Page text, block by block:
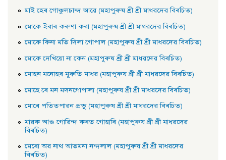
মাই হেৰ গােকুলচান্দ আৱে (মহাপুৰুষ শ্ৰী শ্ৰী মাধৱদেৱ বিৰচিত)
মােকে ইবাৰ কৰুণা কৰা (মহাপুৰুষ শ্ৰী শ্ৰী মাধৱদেৱ বিৰচিত)
মােকে কিনা মতি দিলা গােপাল (মহাপুৰুষ শ্ৰী শ্ৰী মাধৱদেৱ বিৰচিত)
মােকে দেখিয়াে না কেন (মহাপুৰুষ শ্ৰী শ্ৰী মাধৱদেৱ বিৰচিত)
মােহন মনােহৰ মূৰুতি মাধৱ (মহাপুৰুষ শ্ৰী শ্ৰী মাধৱদেৱ বিৰচিত)
মােহে ৰে মন মদনগােপালা (মহাপুৰুষ শ্ৰী শ্ৰী মাধৱদেৱ বিৰচিত)
মােৰে পতিতপাৱন প্রভু (মহাপুৰুষ শ্ৰী শ্ৰী মাধৱদেৱ বিৰচিত)
মাৱক আগু গােৱিন্দ কৰত গােহাৰি (মহাপুৰুষ শ্ৰী শ্ৰী মাধৱদেৱ
বিৰচিত)
মেৰাে অৱ নাথ আতমনা নন্দলাল (মহাপুৰুষ শ্ৰী শ্ৰী মাধৱদেৱ
বিৰচিত)